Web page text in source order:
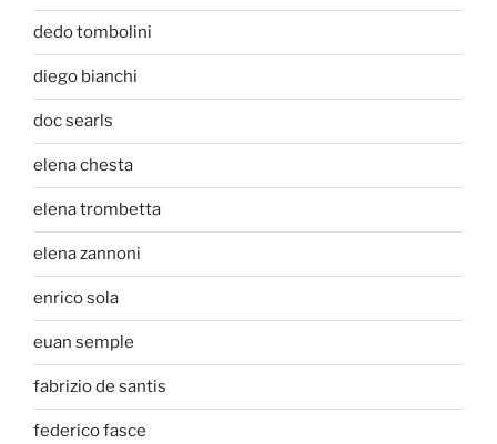
dedo tombolini
diego bianchi
doc searls
elena chesta
elena trombetta
elena zannoni
enrico sola
euan semple
fabrizio de santis
federico fasce